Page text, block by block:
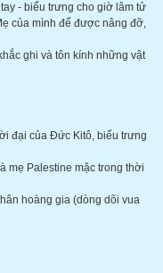
- biểu trưng cho giờ lâm tử
của mình để được nâng đỡ,
ghi và tôn kính những vật
đại của Đức Kitô, biểu trưng
mẹ Palestine mặc trong thời
hoàng gia (dòng dõi vua